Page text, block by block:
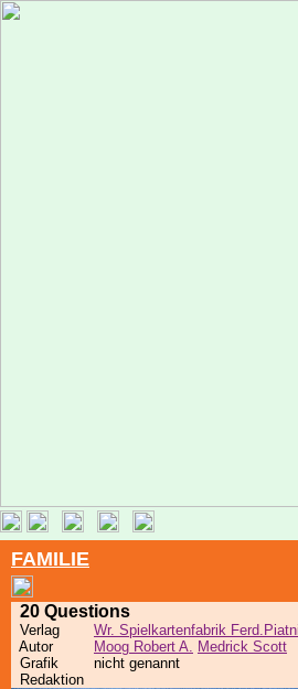
FAMILIE
20 Questions
Verlag
Wr. Spielkartenfabrik
Autor
Moog Robert A. Medrick Scott
Grafik
nicht genannt
Redaktion